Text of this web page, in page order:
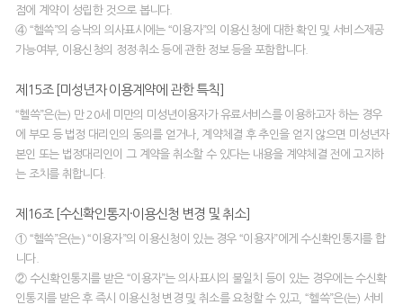
점에 계약이 성립한 것으로 봅니다.
④ “헬쓱”의 승낙의 의사표시에는 “이용자”의 이용신청에 대한 확인 및 서비스제공
가능여부, 이용신청의 정정·취소 등에 관한 정보 등을 포함합니다.
제15조 [미성년자 이용계약에 관한 특칙]
“헬쓱”은(는) 만 20세 미만의 미성년이용자가 유료서비스를 이용하고자 하는 경우
에 부모 등 법정 대리인의 동의를 얻거나, 계약체결 후 추인을 얻지 않으면 미성년자
본인 또는 법정대리인이 그 계약을 취소할 수 있다는 내용을 계약체결 전에 고지하
는 조치를 취합니다.
제16조 [수신확인통지·이용신청 변경 및 취소]
① “헬쓱”은(는) “이용자”의 이용신청이 있는 경우 “이용자”에게 수신확인통지를 합
니다.
② 수신확인통지를 받은 “이용자”는 의사표시의 불일치 등이 있는 경우에는 수신확
인통지를 받은 후 즉시 이용신청 변경 및 취소를 요청할 수 있고, “헬쓱”은(는) 서비